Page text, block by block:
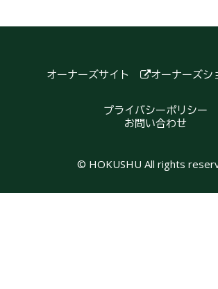
オーナーズサイト オーナーズシ
プライバシーポリシー
お問い合わせ
© HOKUSHU All rights